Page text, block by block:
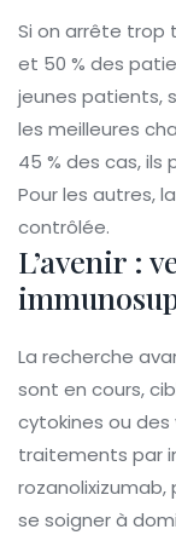
Si on arrête trop
et 50 % des
jeunes patients,
les meilleures
45 % des cas,
Pour les autres,
contrôlée.
L’avenir :
La recherche
sont en cours,
cytokines ou
traitements par
se soigner à